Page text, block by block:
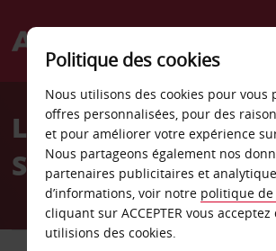
Welcome
AvisLocation de
Sarasota
Politique des cookies
Nous utilisons des cookies pour vous
offres personnalisées, pour des
et pour améliorer votre expérience
Nous partageons également nos
partenaires publicitaires et
d’informations, voir notre politique de
cliquant sur ACCEPTER vous
utilisions des cookies.